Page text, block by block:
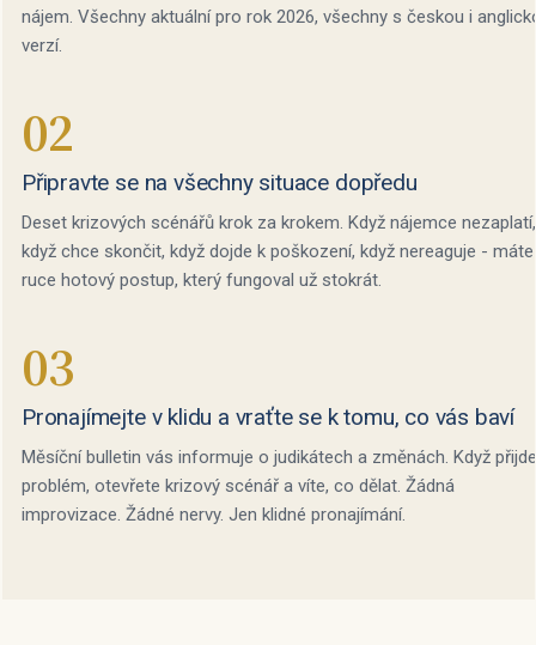
nájem. Všechny aktuální pro rok 2026, všechny s českou i
verzí.
02
Připravte se na všechny situace dopředu
Deset krizových scénářů krok za krokem. Když nájemce nezaplatí,
když chce skončit, když dojde k poškození, když nereaguje -
ruce hotový postup, který fungoval už stokrát.
03
Pronajímejte v klidu a vraťte se k tomu, co vás baví
Měsíční bulletin vás informuje o judikátech a změnách. Když přijde
problém, otevřete krizový scénář a víte, co dělat. Žádná
improvizace. Žádné nervy. Jen klidné pronajímání.